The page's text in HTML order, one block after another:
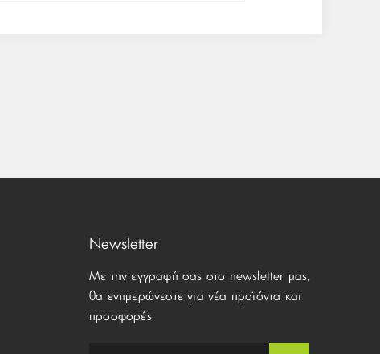
Newsletter
Με την εγγραφή σας στο newsletter μας,
θα ενημερώνεστε για νέα προϊόντα και
προσφορές